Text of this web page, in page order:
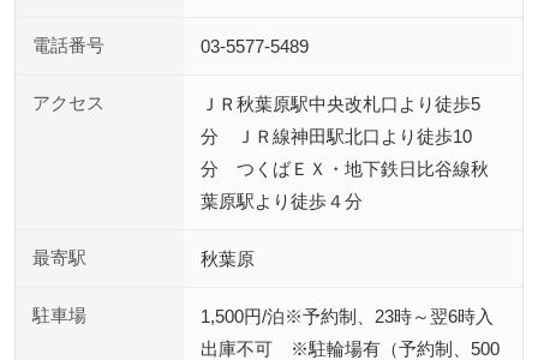
電話番号 03-5577-5489
アクセス
ＪＲ秋葉原駅中央改札口より徒歩5
分 ＪＲ線神田駅北口より徒歩10
分 つくばＥＸ・地下鉄日比谷線秋
葉原駅より徒歩４分
最寄駅 秋葉原
駐車場
1,500円/泊※予約制、23時～翌6時入
出庫不可 ※駐輪場有（予約制、500